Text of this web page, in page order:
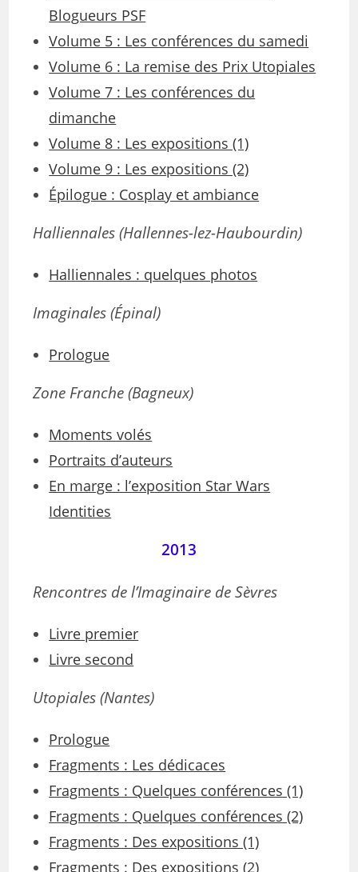
Blogueurs PSF
Volume 5 : Les conférences du samedi
Volume 6 : La remise des Prix Utopiales
Volume 7 : Les conférences du
dimanche
Volume 8 : Les expositions (1)
Volume 9 : Les expositions (2)
Épilogue : Cosplay et ambiance
Halliennales (Hallennes-lez-Haubourdin)
Halliennales : quelques photos
Imaginales(Épinal)
Prologue
Zone Franche (Bagneux)
Moments volés
Portraits d’auteurs
En marge : l’exposition Star Wars
Identities
2013
Rencontres de l’Imaginaire de Sèvres
Livre premier
Livre second
Utopiales (Nantes)
Prologue
Fragments : Les dédicaces
Fragments : Quelques conférences (1)
Fragments : Quelques conférences (2)
Fragments : Des expositions (1)
Fragments : Des expositions (2)